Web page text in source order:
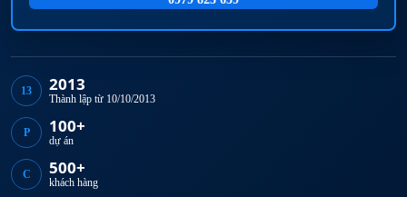
13 2013
Thành lập từ 10/10/2013
P 100+
dự án
C 500+
khách hàng